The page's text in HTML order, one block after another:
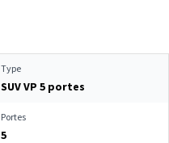
Type
SUV VP 5 portes
Portes
5